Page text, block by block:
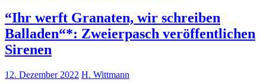
“Ihr werft Granaten, wir schreiben
Balladen“*: Zweierpasch veröffentlichen
Sirenen
12. Dezember 2022 H. Wittmann